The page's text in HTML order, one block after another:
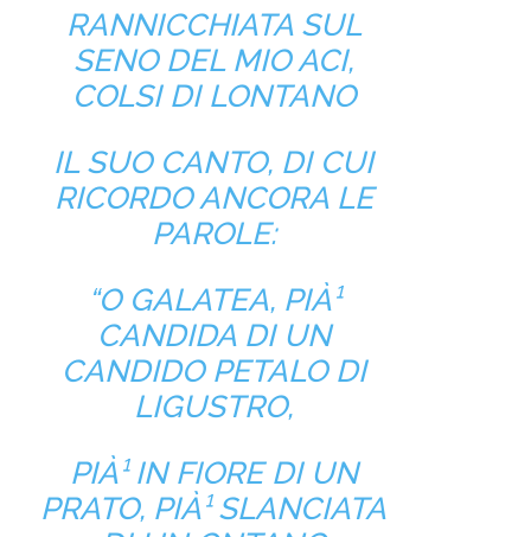
RANNICCHIATA SUL
SENO DEL MIO ACI,
COLSI DI LONTANO
IL SUO CANTO, DI CUI
RICORDO ANCORA LE
PAROLE:
“O GALATEA, PIÀ¹
CANDIDA DI UN
CANDIDO PETALO DI
LIGUSTRO,
PIÀ¹ IN FIORE DI UN
PRATO, PIÀ¹ SLANCIATA